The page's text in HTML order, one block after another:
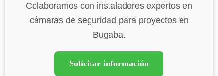
Colaboramos con instaladores expertos en
cámaras de seguridad para proyectos en
Bugaba.
Solicitar información